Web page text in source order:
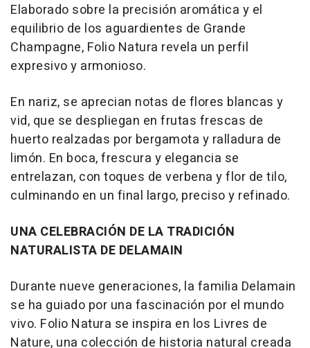
Elaborado sobre la precisión aromática y el
equilibrio de los aguardientes de Grande
Champagne, Folio Natura revela un perfil
expresivo y armonioso.
En nariz, se aprecian notas de flores blancas y
vid, que se despliegan en frutas frescas de
huerto realzadas por bergamota y ralladura de
limón. En boca, frescura y elegancia se
entrelazan, con toques de verbena y flor de tilo,
culminando en un final largo, preciso y refinado.
UNA CELEBRACIÓN DE LA TRADICIÓN
NATURALISTA DE DELAMAIN
Durante nueve generaciones, la familia Delamain
se ha guiado por una fascinación por el mundo
vivo. Folio Natura se inspira en los Livres de
Nature, una colección de historia natural creada